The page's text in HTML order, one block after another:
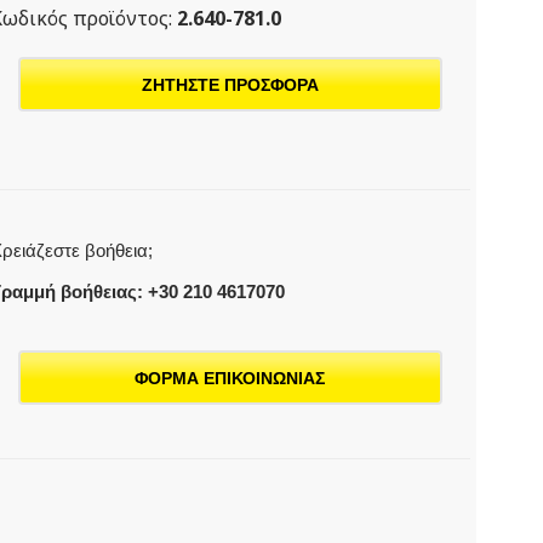
προϊόντος: 2.640-781.0
ΖΗΤΗΣΤΕ ΠΡΟΣΦΟΡΑ
βοήθεια;
βοήθειας: +30 210 4617070
ΦΟΡΜΑ ΕΠΙΚΟΙΝΩΝΙΑΣ